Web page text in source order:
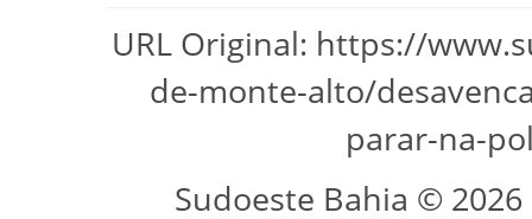
URL Original: https://
de-monte-alto/
parar-na-
Sudoeste Bahia ©